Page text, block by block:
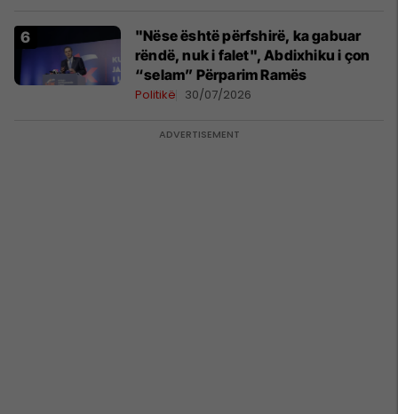
"Nëse është përfshirë, ka gabuar
rëndë, nuk i falet", Abdixhiku i çon
“selam” Përparim Ramës
Politikë 30/07/2026